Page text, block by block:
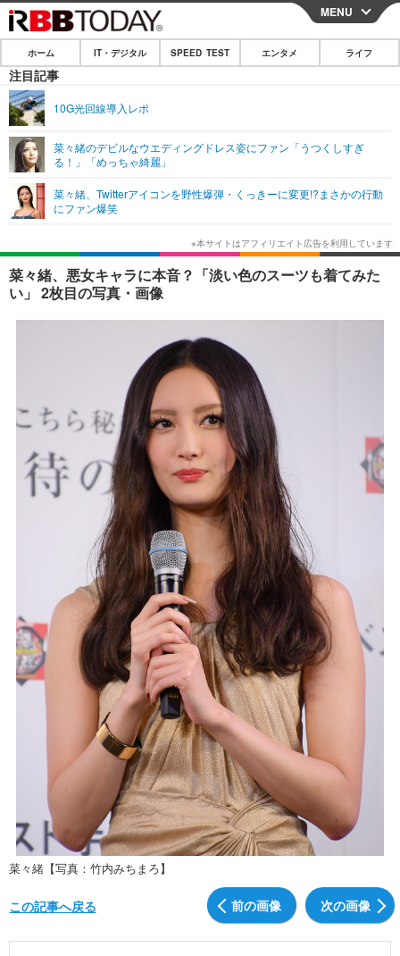
CLOSE
ホーム
IT・デジタル
ネタ
ショッピング その他
SPEED TEST
エンタメ
エンタメTOP
韓国・芸能
音楽 スポーツ
ライフ
ライフTOP グルメ
ペット ショッピング
その他
リリース一覧
プッシュ通知の停止方法
MENU
ホーム IT・デジタル SPEED TEST エンタメ ライフ
注目記事
10G光回線導入レポ
菜々緒のデビルなウエディングドレス姿にファン「うつくしすぎ
る！」「めっちゃ綺麗」
菜々緒、Twitterアイコンを野性爆弾・くっきーに変更!?まさかの行動
にファン爆笑
菜々緒、悪女キャラに本音？「淡い色のスーツも着てみた
い」 2枚目の写真・画像
菜々緒【写真：竹内みちまろ】
前の画像 次の画像
この記事へ戻る